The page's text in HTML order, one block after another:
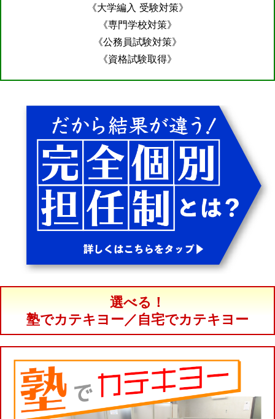
《大学編入 受験対策》
《専門学校対策》
《公務員試験対策》
《資格試験取得》
選べる！
塾でカテキヨー／自宅でカテキヨー